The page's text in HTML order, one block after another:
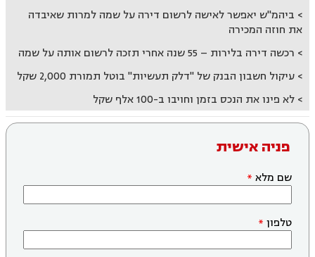
ביהמ"ש יאפשר לאישה לרשום דירה על שמה למרות שאיבדה
את חוזה המכירה
רכשה דירה בלירות – 55 שנה אחרי תזכה לרשום אותה על שמה
עיקול חשבון הבנק של "דלק תעשיות" בוטל תמורת 2,000 שקל
לא פינו את הנכס בזמן וחויבו ב-100 אלף שקל
פניה אישית
שם מלא
טלפון